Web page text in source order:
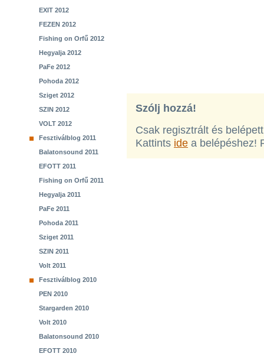
EXIT 2012
FEZEN 2012
Fishing on Orfű 2012
Hegyalja 2012
PaFe 2012
Pohoda 2012
Sziget 2012
SZIN 2012
VOLT 2012
Fesztiválblog 2011
Balatonsound 2011
EFOTT 2011
Fishing on Orfű 2011
Hegyalja 2011
PaFe 2011
Pohoda 2011
Sziget 2011
SZIN 2011
Volt 2011
Fesztiválblog 2010
PEN 2010
Stargarden 2010
Volt 2010
Balatonsound 2010
EFOTT 2010
Szólj hozzá!
Csak regisztrált és
Kattints ide a belépéshez!